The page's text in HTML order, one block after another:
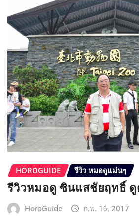
HOROGUIDE รีวิว หมอดูแม่นๆ
รีวิวหมอดู ซินแสชัยฤทธิ์ ดู
HoroGuide ก.พ. 16, 2017